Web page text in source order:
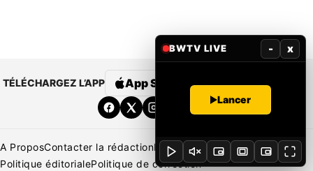
TÉLÉCHARGEZ L’APP App Store Google Play
A ProposContacter la rédactionRédaction Mentions légales
Politique éditorialePolitique de correction
BWTV LIVE - x
Lancer